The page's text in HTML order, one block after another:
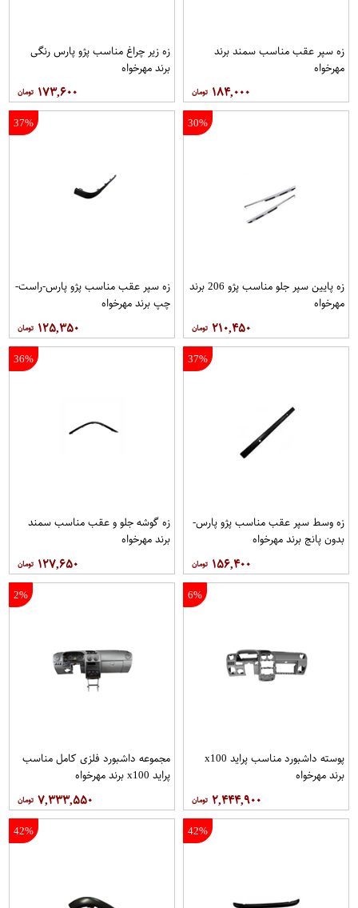
زه سپر عقب مناسب سمند برند
مهرخواه
۱۸۴,۰۰۰
زه زیر چراغ مناسب پژو پارس رنگی
برند مهرخواه
۱۷۳,۶۰۰
30%
زه پایین سپر جلو مناسب پژو 206 برند
مهرخواه
۲۱۰,۴۵۰
37%
زه سپر عقب مناسب پژو پارس-راست-
چپ برند مهرخواه
۱۲۵,۳۵۰
37%
زه وسط سپر عقب مناسب پژو پارس-
بدون پانج برند مهرخواه
۱۵۶,۴۰۰
36%
زه گوشه جلو و عقب مناسب سمند
برند مهرخواه
۱۲۷,۶۵۰
6%
پوسته داشبورد مناسب پراید x100
برند مهرخواه
۲,۴۴۴,۹۰۰
2%
مجموعه داشبورد فلزی كامل مناسب
پراید x100 برند مهرخواه
۷,۳۳۳,۵۵۰
42%
42%